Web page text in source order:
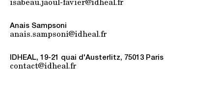
isabeau.jaoul-favier@idheal.fr
Anais Sampsoni
anais.sampsoni@idheal.fr
IDHEAL, 19-21 quai d'Austerlitz, 75013 Paris
contact@idheal.fr